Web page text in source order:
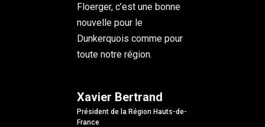
Floerger, c’est une bonne
nouvelle pour le
Dunkerquois comme pour
toute notre région.
Xavier Bertrand
Président de la Région Hauts-de-
France